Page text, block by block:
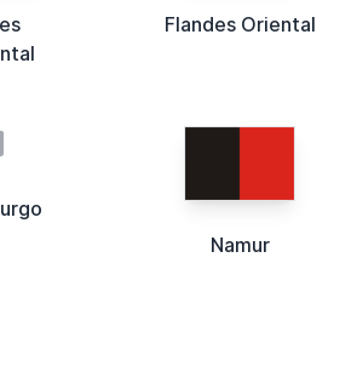
Flandes Oriental
Namur